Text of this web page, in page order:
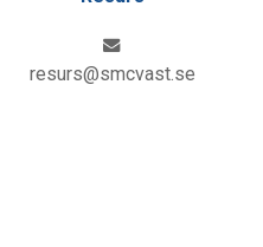
resurs@smcvast.se